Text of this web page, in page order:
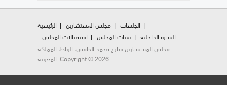
الرئيسية مجلس المستشارين
الجلسات
استقبالات المجلس
بعثات المجلس
النشرة الداخلية
مجلس المستشارين شارع محمد الخامس، الرباط، المملكة
المغربية. Copyright © 2026